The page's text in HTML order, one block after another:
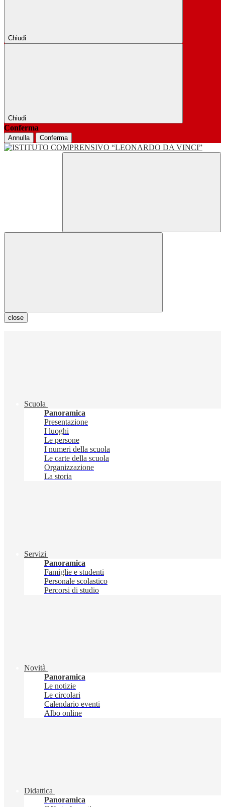
Chiudi
Chiudi
Conferma
Annulla Conferma
close
Scuola
Panoramica
Presentazione
I luoghi
Le persone
I numeri della scuola
Le carte della scuola
Organizzazione
La storia
Servizi
Panoramica
Famiglie e studenti
Personale scolastico
Percorsi di studio
Novità
Panoramica
Le notizie
Le circolari
Calendario eventi
Albo online
Didattica
Panoramica